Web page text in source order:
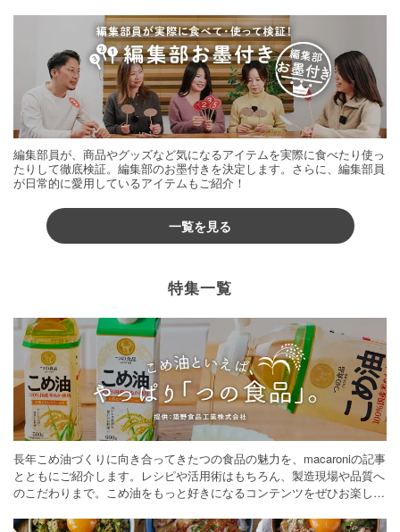
編集部員が、商品やグッズなど気になるアイテムを実際に食べたり使っ
たりして徹底検証。編集部のお墨付きを決定します。さらに、編集部員
が日常的に愛用しているアイテムもご紹介！
一覧を見る
特集一覧
長年こめ油づくりに向き合ってきたつの食品の魅力を、macaroniの記事
とともにご紹介します。レシピや活用術はもちろん、製造現場や品質へ
のこだわりまで。こめ油をもっと好きになるコンテンツをぜひお楽しみ